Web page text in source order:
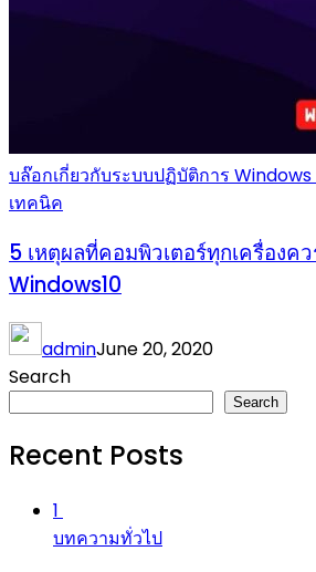
บล๊อกเกี่ยวกับระบบปฏิบัติการ
เทคนิค
5 เหตุผลที่คอมพิวเตอร์ทุกเครื่องค
Windows10
adminJune 20, 2020
Search
Search
Recent Posts
1
บทความทั่วไป